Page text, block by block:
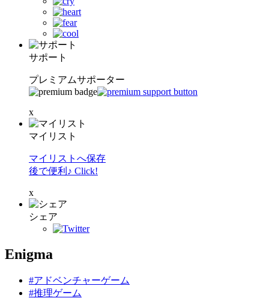
サポート
プレミアムサポーター
x
マイリスト
マイリストへ保存
後で便利♪ Click!
x
シェア
Enigma
#アドベンチャーゲーム
#推理ゲーム